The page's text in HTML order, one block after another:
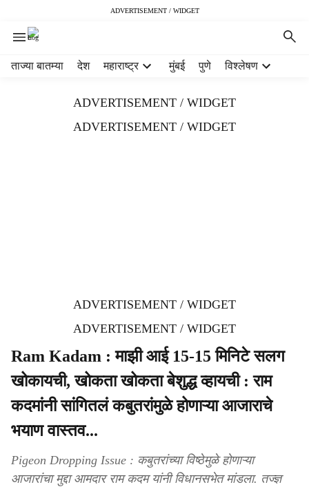
ADVERTISEMENT / WIDGET
ताज्या बातम्या देश महाराष्ट्र मुंबई पुणे विश्लेषण
ADVERTISEMENT / WIDGET
ADVERTISEMENT / WIDGET
ADVERTISEMENT / WIDGET
ADVERTISEMENT / WIDGET
Ram Kadam : माझी आई 15-15 मिनिटे सलग
खोकायची, खोकता खोकता बेशुद्ध व्हायची : राम
कदमांनी सांगितलं कबुतरांमुळे होणाऱ्या आजाराचे
भयाण वास्तव...
Pigeon Dropping Issue : कबुतरांच्या विष्ठेमुळे होणाऱ्या
आजारांचा मुद्दा आमदार राम कदम यांनी विधानसभेत मांडला. तज्ज्ञ